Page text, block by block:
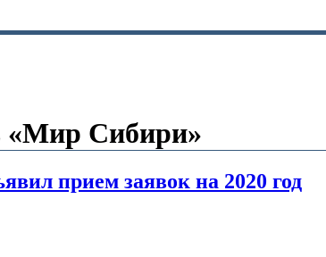
«Мир Сибири»
прием заявок на 2020 год